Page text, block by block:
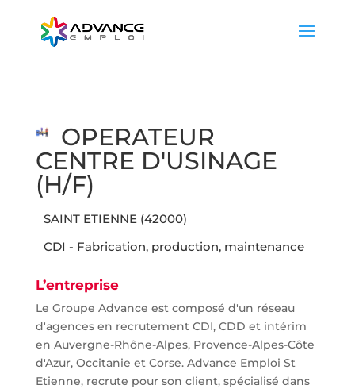
OPERATEUR
CENTRE D'USINAGE
(H/F)
SAINT ETIENNE (42000)
CDI - Fabrication, production, maintenance
L’entreprise
Le Groupe Advance est composé d'un réseau
d'agences en recrutement CDI, CDD et intérim
en Auvergne-Rhône-Alpes, Provence-Alpes-Côte
d'Azur, Occitanie et Corse. Advance Emploi St
Etienne, recrute pour son client, spécialisé dans